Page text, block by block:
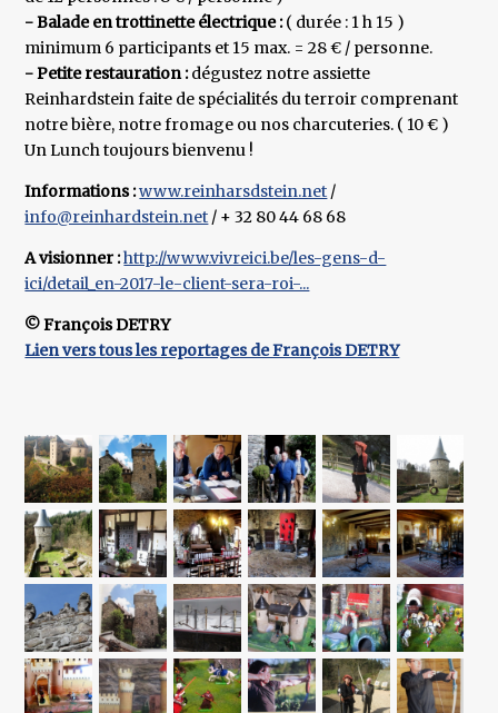
- Balade en trottinette électrique :( durée : 1 h 15 )
minimum 6 participants et 15 max. = 28 € / personne.
- Petite restauration :dégustez notre assiette
Reinhardstein faite de spécialités du terroir comprenant
notre bière, notre fromage ou nos charcuteries. ( 10 € )
Un Lunch toujours bienvenu !
Informations :www.reinharsdstein.net /
info@reinhardstein.net / + 32 80 44 68 68
A visionner :http://www.vivreici.be/les-gens-d-
ici/detail_en-2017-le-client-sera-roi-...
© François DETRY
Lien vers tous les reportages de François DETRY